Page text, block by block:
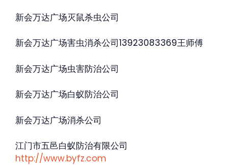
新会万达广场灭鼠杀虫公司
新会万达广场害虫消杀公司13923083369王师傅
新会万达广场虫害防治公司
新会万达广场白蚁防治公司
新会万达广场消杀公司
江门市五邑白蚁防治有限公司
http://www.byfz.com